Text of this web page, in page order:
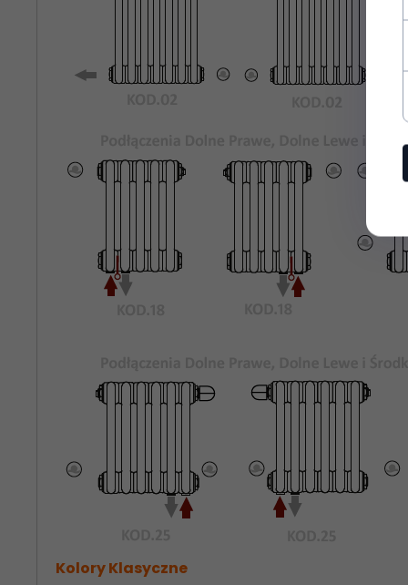
Kolory Klasyczne
Bocznych:
Maksymalne
Ciśnienie
Temperatura
Pracy: